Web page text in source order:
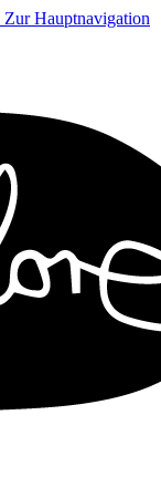
Zur Hauptnavigation